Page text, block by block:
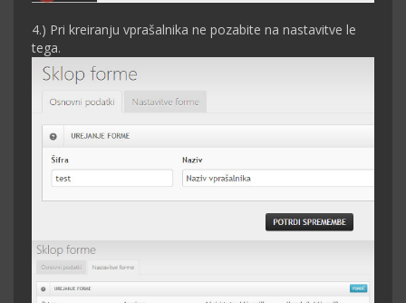
4.) Pri kreiranju vprašalnika ne pozabite na nastavitve le
tega.